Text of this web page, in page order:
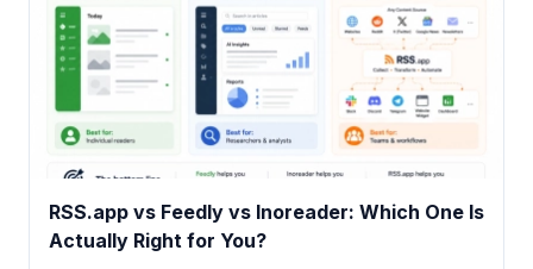
RSS.app vs Feedly vs Inoreader: Which One Is
Actually Right for You?